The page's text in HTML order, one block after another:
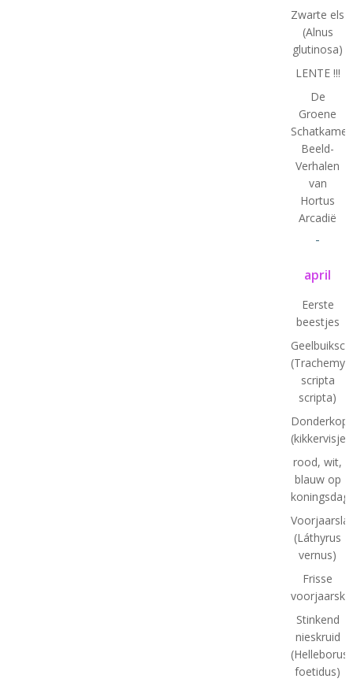
Zwarte els
(Alnus
glutinosa)
LENTE !!!
De
Groene
Schatkamer:
Beeld-
Verhalen
van
Hortus
Arcadië
-
april
Eerste
beestjes
(Trachemys
scripta
scripta)
rood, wit,
blauw op
koningsdag
(Láthyrus
vernus)
Frisse
Stinkend
nieskruid
(Helleborus
foetidus)